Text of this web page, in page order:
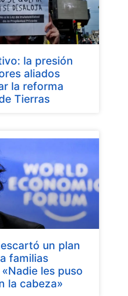
la presión
aliados
la reforma
Tierras
un plan
familias
les puso
la cabeza»